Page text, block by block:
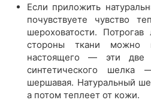
Если приложить
почувствуете чувство
шероховатости.
стороны ткани можно
настоящего — эти
синтетического шелка
шершавая. Натуральный
а потом теплеет от кожи.